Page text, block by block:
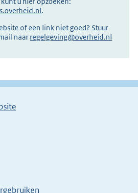
.
of een link niet goed? Stuur
naar regelgeving@overheid.nl